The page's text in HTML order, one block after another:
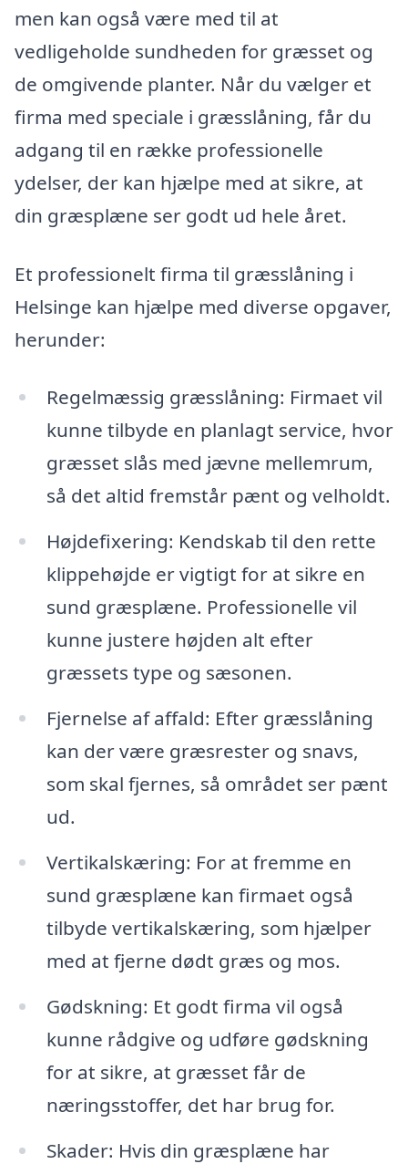
men kan også være med til at
vedligeholde sundheden for græsset og
de omgivende planter. Når du vælger et
firma med speciale i græsslåning, får du
adgang til en række professionelle
ydelser, der kan hjælpe med at sikre, at
din græsplæne ser godt ud hele året.
Et professionelt firma til græsslåning i
Helsinge kan hjælpe med diverse opgaver,
herunder:
Regelmæssig græsslåning: Firmaet vil
kunne tilbyde en planlagt service, hvor
græsset slås med jævne mellemrum,
så det altid fremstår pænt og velholdt.
Højdefixering: Kendskab til den rette
klippehøjde er vigtigt for at sikre en
sund græsplæne. Professionelle vil
kunne justere højden alt efter
græssets type og sæsonen.
Fjernelse af affald: Efter græsslåning
kan der være græsrester og snavs,
som skal fjernes, så området ser pænt
ud.
Vertikalskæring: For at fremme en
sund græsplæne kan firmaet også
tilbyde vertikalskæring, som hjælper
med at fjerne dødt græs og mos.
Gødskning: Et godt firma vil også
kunne rådgive og udføre gødskning
for at sikre, at græsset får de
næringsstoffer, det har brug for.
Skader: Hvis din græsplæne har